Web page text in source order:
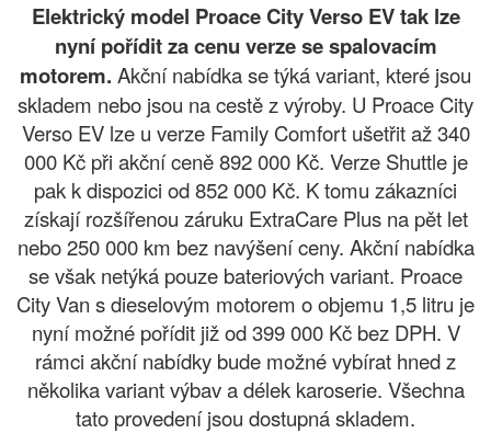
Elektrický model Proace City Verso EV tak lze
nyní pořídit za cenu verze se spalovacím
motorem. Akční nabídka se týká variant, které jsou
skladem nebo jsou na cestě z výroby. U Proace City
Verso EV lze u verze Family Comfort ušetřit až 340
000 Kč při akční ceně 892 000 Kč. Verze Shuttle je
pak k dispozici od 852 000 Kč. K tomu zákazníci
získají rozšířenou záruku ExtraCare Plus na pět let
nebo 250 000 km bez navýšení ceny. Akční nabídka
se však netýká pouze bateriových variant. Proace
City Van s dieselovým motorem o objemu 1,5 litru je
nyní možné pořídit již od 399 000 Kč bez DPH. V
rámci akční nabídky bude možné vybírat hned z
několika variant výbav a délek karoserie. Všechna
tato provedení jsou dostupná skladem.